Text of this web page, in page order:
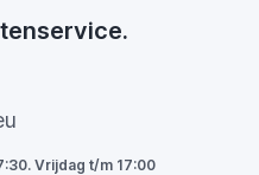
Vrijdag t/m 17:00